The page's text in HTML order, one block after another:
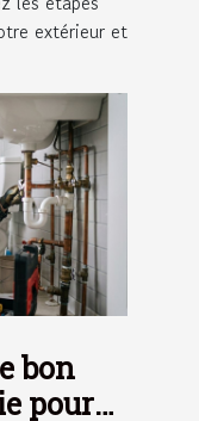
extérieur et
bon
pour